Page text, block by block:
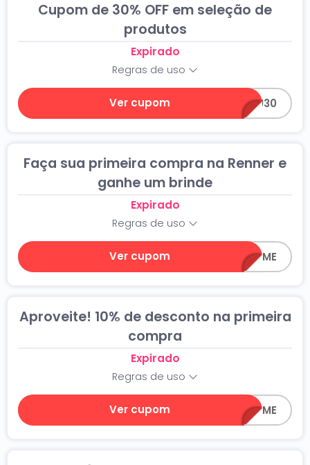
Cupom de 30% OFF em seleção de
produtos
Expirado
Regras de uso
Ver cupom BIJU30
Faça sua primeira compra na Renner e
ganhe um brinde
Expirado
Regras de uso
Ver cupom WELCOME
Aproveite! 10% de desconto na primeira
compra
Expirado
Regras de uso
Ver cupom WELCOME